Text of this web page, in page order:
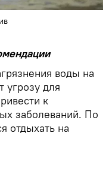
воды на
угрозу для
к
заболеваний. По
отдыхать на